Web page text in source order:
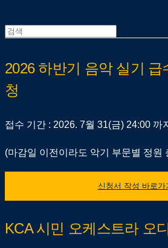
2026 하반기 음악 실기 급
청
접수 기간 : 2026. 7월 31(금) 24:00 까지
(마감일 이전이라도 악기 부문별 정원
신청서 작성 바로가
KCA 시민 오케스트라 오